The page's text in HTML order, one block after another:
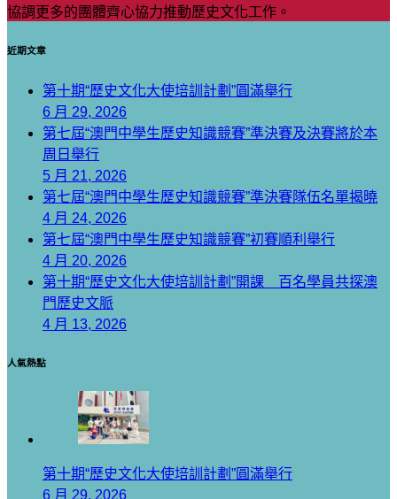
協調更多的團體齊心協力推動歷史文化工作。
近期文章
第十期“歷史文化大使培訓計劃”圓滿舉行
6 月 29, 2026
第七屆“澳門中學生歷史知識競賽”準決賽及決賽將於本
周日舉行
5 月 21, 2026
第七屆“澳門中學生歷史知識競賽”準決賽隊伍名單揭曉
4 月 24, 2026
第七屆“澳門中學生歷史知識競賽”初賽順利舉行
4 月 20, 2026
第十期“歷史文化大使培訓計劃”開課 百名學員共探澳
門歷史文脈
4 月 13, 2026
人氣熱點
第十期“歷史文化大使培訓計劃”圓滿舉行
6 月 29, 2026